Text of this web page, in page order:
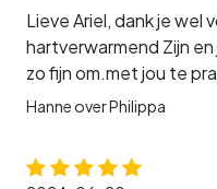
Lieve Ariel, dank je wel
hartverwarmend Zijn
zo fijn om.met jou te
Hanne over Philippa